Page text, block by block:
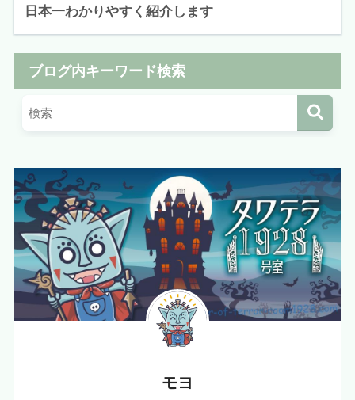
日本一わかりやすく紹介します
ブログ内キーワード検索
モヨ